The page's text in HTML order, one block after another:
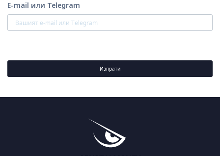
E-mail или Telegram
Изпрати